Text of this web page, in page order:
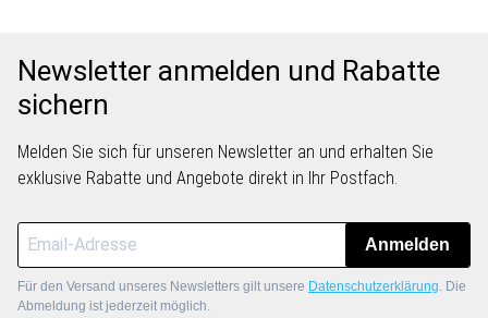
Newsletter anmelden und Rabatte
sichern
Melden Sie sich für unseren Newsletter an und erhalten Sie
exklusive Rabatte und Angebote direkt in Ihr Postfach.
Anmelden
Für den Versand unseres Newsletters gilt unsere Datenschutzerklärung. Die
Abmeldung ist jederzeit möglich.